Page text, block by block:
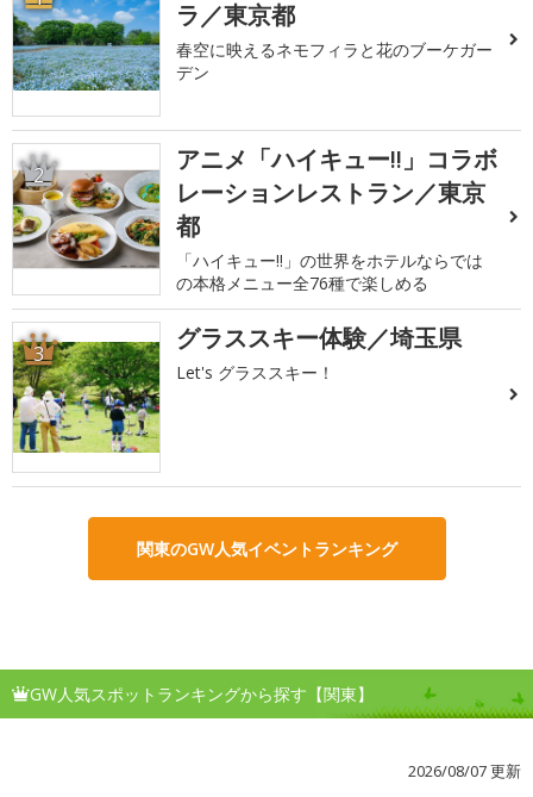
ラ／東京都
春空に映えるネモフィラと花のブーケガー
デン
2
アニメ「ハイキュー!!」コラボ
レーションレストラン／東京
都
「ハイキュー!!」の世界をホテルならでは
の本格メニュー全76種で楽しめる
3 グラススキー体験／埼玉県
Let's グラススキー！
関東のGW人気イベントランキング
GW人気スポットランキングから探す【関東】
2026/08/07 更新